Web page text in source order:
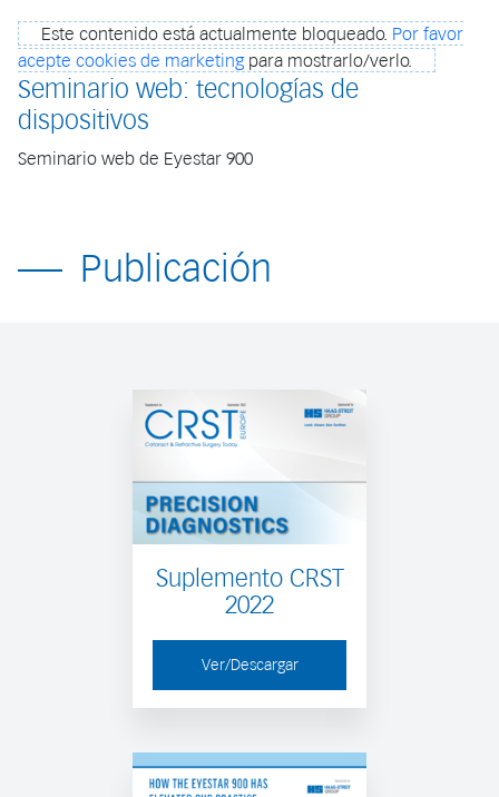
Este contenido está actualmente bloqueado. Por favor
acepte cookies de marketingpara mostrarlo/verlo.
Seminario web: tecnologías de
dispositivos
Seminario web de Eyestar 900
Publicación
Suplemento CRST
2022
Ver/Descargar